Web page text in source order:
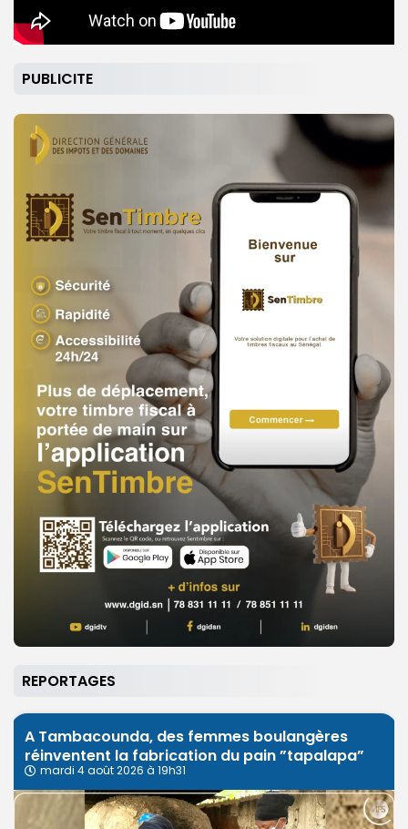
PUBLICITE
REPORTAGES
A Tambacounda, des femmes boulangères
réinventent la fabrication du pain ”tapalapa”
mardi 4 août 2026 à 19h31